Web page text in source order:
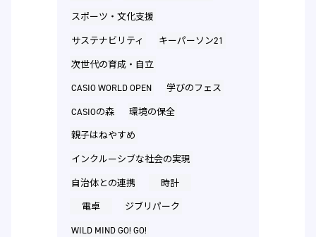
スポーツ・文化支援
サステナビリティ
キーパーソン21
次世代の育成・自立
CASIO WORLD OPEN
学びのフェス
CASIOの森
環境の保全
親子はねやすめ
インクルーシブな社会の実現
自治体との連携
時計
電卓
ジブリパーク
WILD MIND GO! GO!